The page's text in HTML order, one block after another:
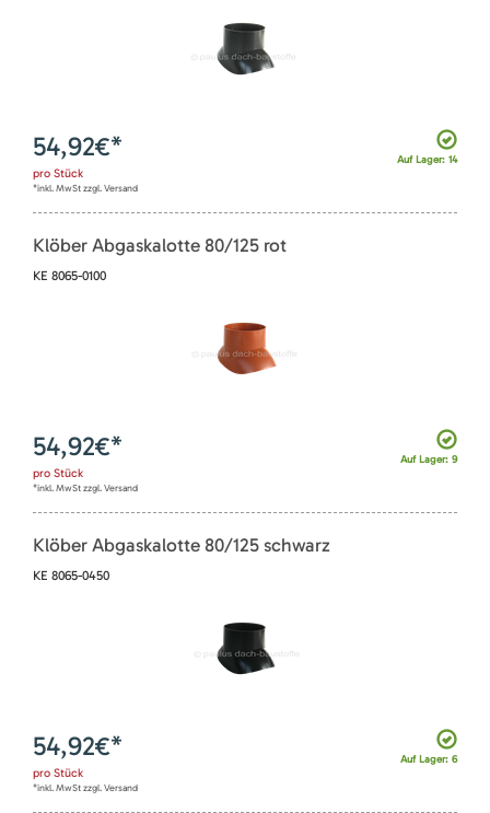
Auf Lager: 14
54,92€*
pro Stück
*inkl. MwSt zzgl. Versand
Klöber Abgaskalotte 80/125 rot
KE 8065-0100
Auf Lager: 9
54,92€*
pro Stück
*inkl. MwSt zzgl. Versand
Klöber Abgaskalotte 80/125 schwarz
KE 8065-0450
Auf Lager: 6
54,92€*
pro Stück
*inkl. MwSt zzgl. Versand